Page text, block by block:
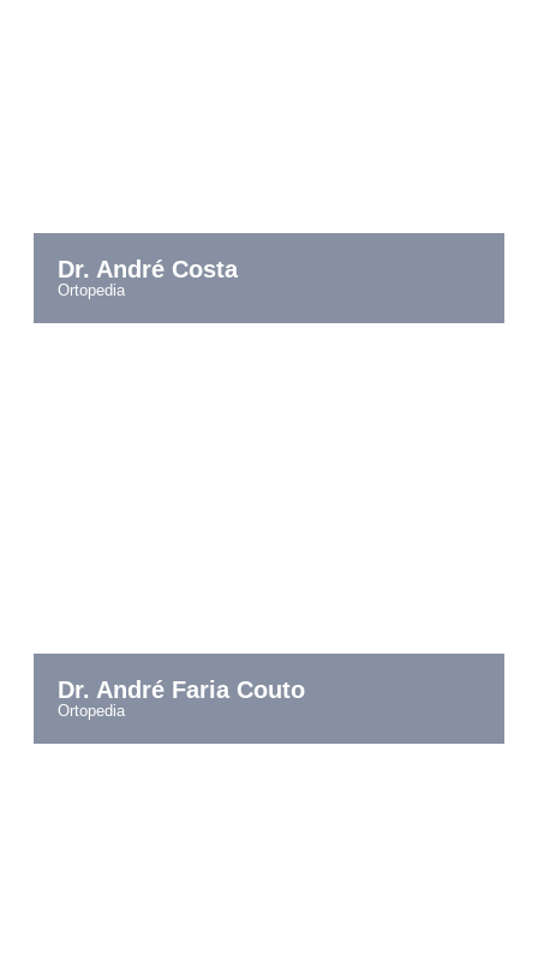
Dr. André Costa
ortopedia
Dr. André Faria Couto
ortopedia